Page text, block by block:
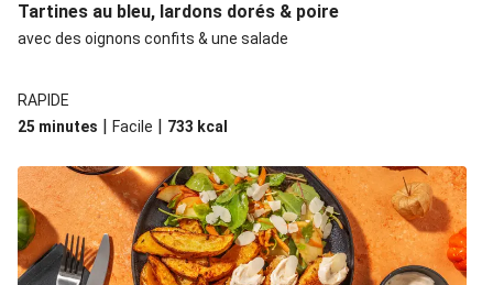
Tartines au bleu, lardons dorés & poire
avec des oignons confits & une salade
RAPIDE
25 minutes | Facile | 733 kcal